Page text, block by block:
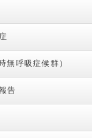
無呼吸症候群）
告